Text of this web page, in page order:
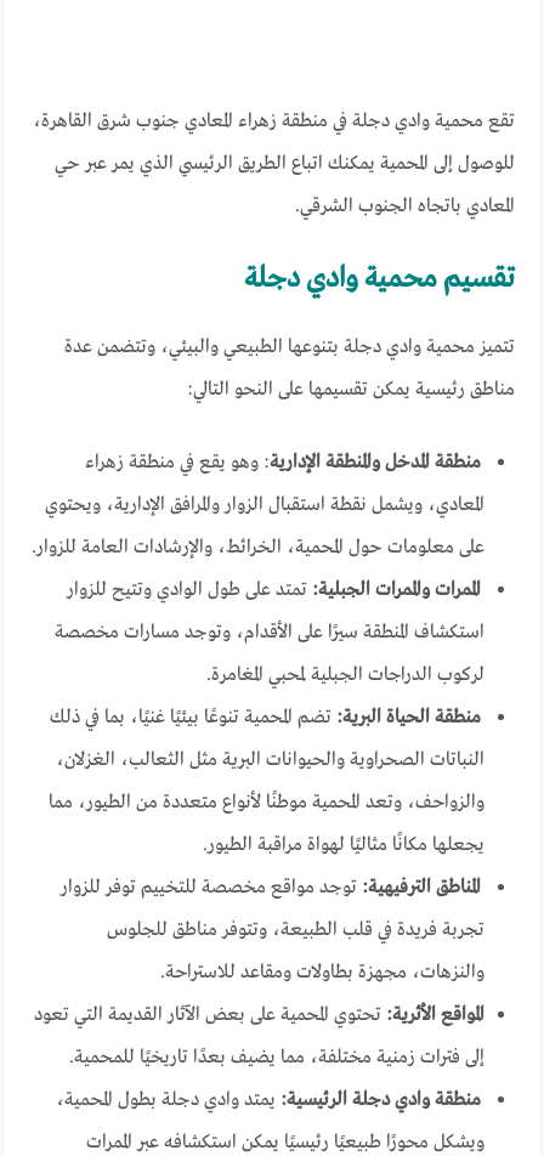
تقع محمية وادي دجلة في منطقة زهراء المعادي جنوب شرق القاهرة،
للوصول إلى المحمية يمكنك اتباع الطريق الرئيسي الذي يمر عبر حي
المعادي باتجاه الجنوب الشرقي.
تقسيم محمية وادي دجلة
تتميز محمية وادي دجلة بتنوعها الطبيعي والبيئي، وتتضمن عدة
مناطق رئيسية يمكن تقسيمها على النحو التالي:
منطقة المدخل والمنطقة الإدارية: وهو يقع في منطقة زهراء
المعادي، ويشمل نقطة استقبال الزوار والمرافق الإدارية، ويحتوي
على معلومات حول المحمية، الخرائط، والإرشادات العامة للزوار.
الممرات والممرات الجبلية: تمتد على طول الوادي وتتيح للزوار
استكشاف المنطقة سيرًا على الأقدام، وتوجد مسارات مخصصة
لركوب الدراجات الجبلية لمحبي المغامرة.
منطقة الحياة البرية:تضم المحمية تنوعًا بيئيًا غنيًا، بما في ذلك
النباتات الصحراوية والحيوانات البرية مثل الثعالب، الغزلان،
والزواحف، وتعد المحمية موطنًا لأنواع متعددة من الطيور، مما
يجعلها مكانًا مثاليًا لهواة مراقبة الطيور.
المناطق الترفيهية:توجد مواقع مخصصة للتخييم توفر للزوار
تجربة فريدة في قلب الطبيعة، وتتوفر مناطق للجلوس
والنزهات، مجهزة بطاولات ومقاعد للاستراحة.
المواقع الأثرية: تحتوي المحمية على بعض الآثار القديمة التي تعود
إلى فترات زمنية مختلفة، مما يضيف بعدًا تاريخيًا للمحمية.
منطقة وادي دجلة الرئيسية: يمتد وادي دجلة بطول المحمية،
ويشكل محورًا طبيعيًا رئيسيًا يمكن استكشافه عبر الممرات